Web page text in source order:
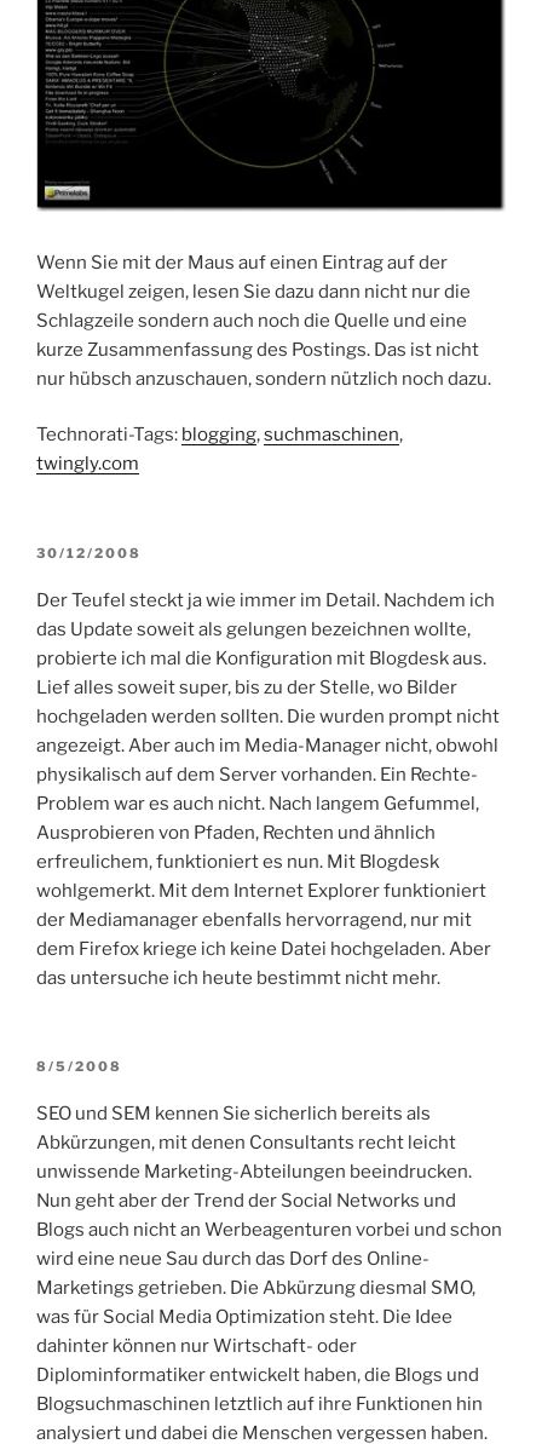
Wenn Sie mit der Maus auf einen Eintrag auf der
Weltkugel zeigen, lesen Sie dazu dann nicht nur die
Schlagzeile sondern auch noch die Quelle und eine
kurze Zusammenfassung des Postings. Das ist nicht
nur hübsch anzuschauen, sondern nützlich noch dazu.
Technorati-Tags: blogging,suchmaschinen,
twingly.com
VERÖFFENTLICHT
30/12/2008
Der Teufel steckt ja wie immer im Detail. Nachdem ich
das Update soweit als gelungen bezeichnen wollte,
probierte ich mal die Konfiguration mit Blogdesk aus.
Lief alles soweit super, bis zu der Stelle, wo Bilder
hochgeladen werden sollten. Die wurden prompt nicht
angezeigt. Aber auch im Media-Manager nicht, obwohl
physikalisch auf dem Server vorhanden. Ein Rechte-
Problem war es auch nicht. Nach langem Gefummel,
Ausprobieren von Pfaden, Rechten und ähnlich
erfreulichem, funktioniert es nun. Mit Blogdesk
wohlgemerkt. Mit dem Internet Explorer funktioniert
der Mediamanager ebenfalls hervorragend, nur mit
dem Firefox kriege ich keine Datei hochgeladen. Aber
das untersuche ich heute bestimmt nicht mehr.
VERÖFFENTLICHT
8/5/2008
SEO und SEM kennen Sie sicherlich bereits als
Abkürzungen, mit denen Consultants recht leicht
unwissende Marketing-Abteilungen beeindrucken.
Nun geht aber der Trend der Social Networks und
Blogs auch nicht an Werbeagenturen vorbei und schon
wird eine neue Sau durch das Dorf des Online-
Marketings getrieben. Die Abkürzung diesmal SMO,
was für Social Media Optimization steht. Die Idee
dahinter können nur Wirtschaft- oder
Diplominformatiker entwickelt haben, die Blogs und
Blogsuchmaschinen letztlich auf ihre Funktionen hin
analysiert und dabei die Menschen vergessen haben.